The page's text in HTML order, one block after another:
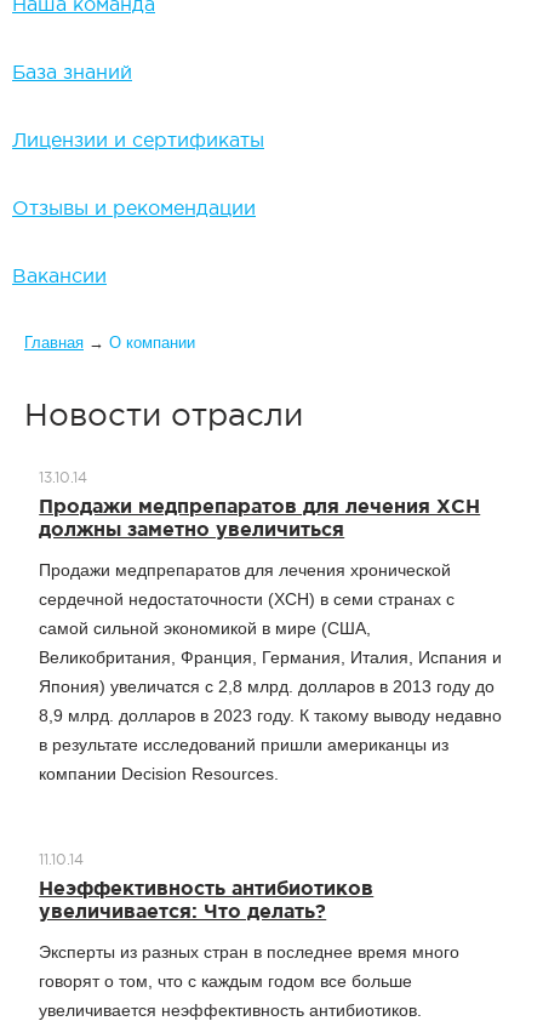
База знаний
Лицензии и сертификаты
Отзывы и рекомендации
Вакансии
Вы здесь
Главная → О компании
Новости отрасли
13.10.14
Продажи медпрепаратов для лечения ХСН
должны заметно увеличиться
Продажи медпрепаратов для лечения хронической
сердечной недостаточности (ХСН) в семи странах с
самой сильной экономикой в мире (США,
Великобритания, Франция, Германия, Италия, Испания и
Япония) увеличатся с 2,8 млрд. долларов в 2013 году до
8,9 млрд. долларов в 2023 году. К такому выводу недавно
в результате исследований пришли американцы из
компании Decision Resources.
11.10.14
Неэффективность антибиотиков
увеличивается: Что делать?
Эксперты из разных стран в последнее время много
говорят о том, что с каждым годом все больше
увеличивается неэффективность антибиотиков.